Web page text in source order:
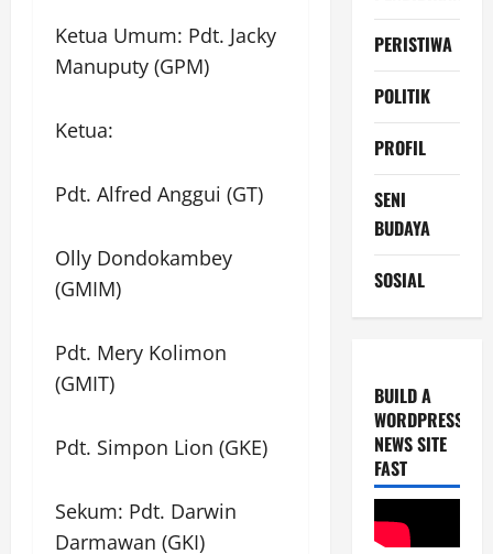
Ketua Umum: Pdt. Jacky
Manuputy (GPM)
Ketua:
Pdt. Alfred Anggui (GT)
Olly Dondokambey
(GMIM)
Pdt. Mery Kolimon
(GMIT)
Pdt. Simpon Lion (GKE)
Sekum: Pdt. Darwin
Darmawan (GKI)
PERISTIWA
POLITIK
PROFIL
SENI
BUDAYA
SOSIAL
BUILD A
WORDPRESS
NEWS SITE
FAST